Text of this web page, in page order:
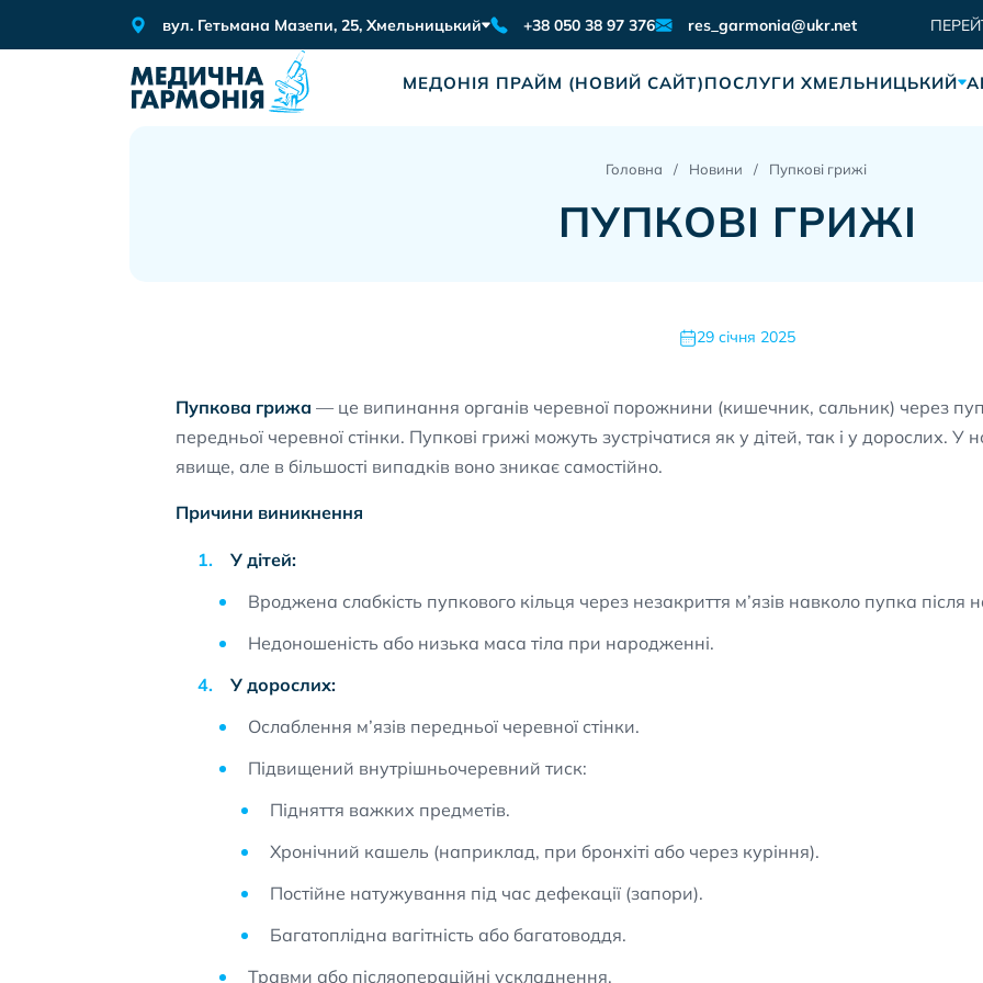
вул. Гетьмана Мазепи, 25, Хмельницький +38 050 38 97 376 res_garmonia@ukr.net
МЕДОНІЯ ПРАЙМ (НОВИЙ САЙТ)ПОСЛУГИ ХМЕЛЬНИЦЬКИЙ
Головна Новини Пупкові грижі
ПУПКОВІ ГРИЖІ
29 січня 2025
Пупкова грижа — це випинання органів черевної порожнини (кишечник, сальник) через
передньої черевної стінки. Пупкові грижі можуть зустрічатися як у дітей, так і у
явище, але в більшості випадків воно зникає самостійно.
Причини виникнення
У дітей:
Вроджена слабкість пупкового кільця через незакриття м’язів навколо пупка після
Недоношеність або низька маса тіла при народженні.
У дорослих:
Ослаблення м’язів передньої черевної стінки.
Підвищений внутрішньочеревний тиск:
Підняття важких предметів.
Хронічний кашель (наприклад, при бронхіті або через куріння).
Постійне натужування під час дефекації (запори).
Багатоплідна вагітність або багатоводдя.
Травми або післяопераційні ускладнення.